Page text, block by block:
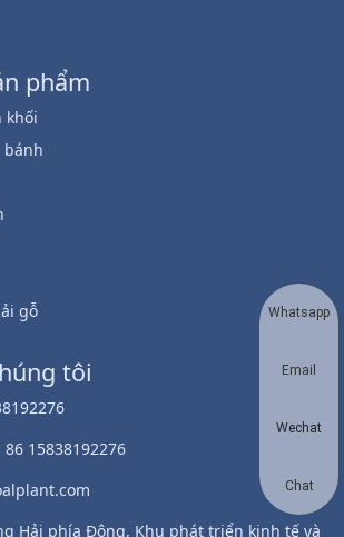
phẩm
khối
bánh
gỗ
tôi
15838192276
Hải phía Đông, Khu phát triển kinh tế và
Whatsapp
Email
Wechat
Chat